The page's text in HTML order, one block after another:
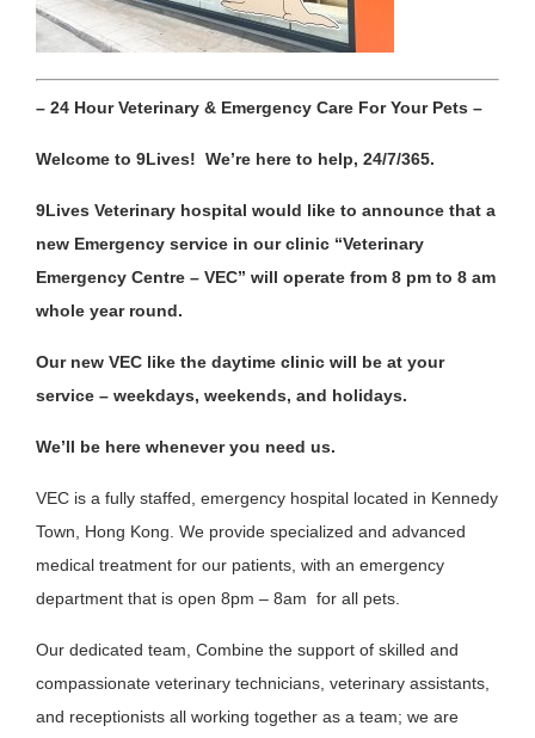
– 24 Hour Veterinary & Emergency Care For Your Pets –
Welcome to 9Lives! We’re here to help, 24/7/365.
9Lives Veterinary hospital would like to announce that a
new Emergency service in our clinic “Veterinary
Emergency Centre – VEC” will operate from 8 pm to 8 am
whole year round.
Our new VEC like the daytime clinic will be at your
service – weekdays, weekends, and holidays.
We’ll be here whenever you need us.
VEC is a fully staffed, emergency hospital located in Kennedy
Town, Hong Kong. We provide specialized and advanced
medical treatment for our patients, with an emergency
department that is open 8pm – 8am for all pets.
Our dedicated team, Combine the support of skilled and
compassionate veterinary technicians, veterinary assistants,
and receptionists all working together as a team; we are